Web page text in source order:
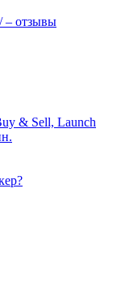
– отзывы
& Sell, Launch